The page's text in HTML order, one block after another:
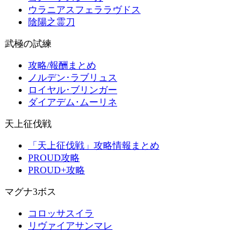
ウラニアスフェララヴドス
陰陽之霊刀
武極の試練
攻略/報酬まとめ
ノルデン･ラブリュス
ロイヤル･ブリンガー
ダイアデム･ムーリネ
天上征伐戦
「天上征伐戦」攻略情報まとめ
PROUD攻略
PROUD+攻略
マグナ3ボス
コロッサスイラ
リヴァイアサンマレ